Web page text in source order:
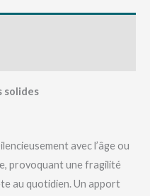
solides
avec l’âge ou
provoquant une fragilité
au quotidien. Un apport